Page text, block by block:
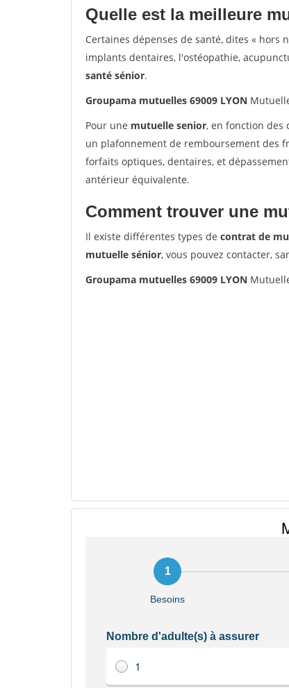
Quelle est la meilleure
Certaines dépenses de santé, dites « hors
implants dentaires, l'ostéopathie,
santé sénior.
Groupama mutuelles 69009 LYON
Pour une mutuelle senior, en fonction des
un plafonnement de remboursement des
forfaits optiques, dentaires, et
antérieur équivalente.
Comment trouver une
Il existe différentes types de contrat de
mutuelle sénior, vous pouvez contacter,
Groupama mutuelles 69009 LYON